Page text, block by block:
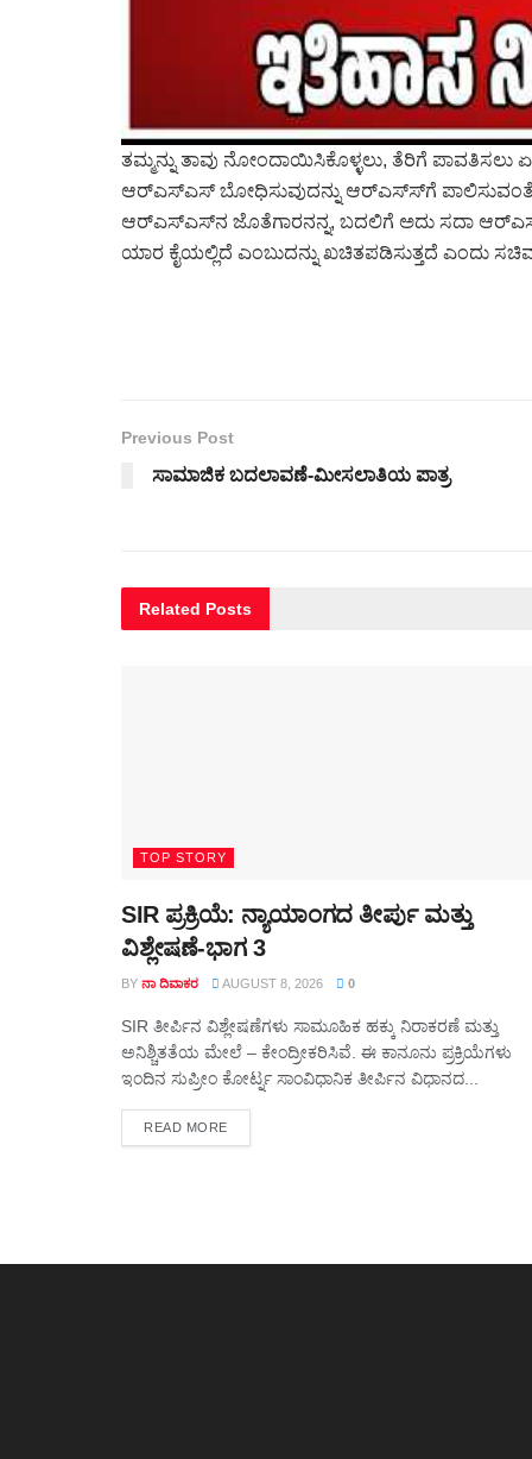
ತಮ್ಮನ್ನು ತಾವು ನೋಂದಾಯಿಸಿಕೊಳ್ಳಲು, ತೆರಿಗೆ ಪಾವತಿಸಲು
ಆರ್‌ಎಸ್‌ಎಸ್‌ ಬೋಧಿಸುವುದನ್ನು ಆರ್‌ಎಸ್‌ಸ್‌ಗೆ ಪಾಲಿಸುವಂತೆ
ಆರ್‌ಎಸ್‌ಎಸ್‌ನ ಜೊತೆಗಾರನನ್ನ, ಬದಲಿಗೆ ಅದು ಸದಾ
ಯಾರ ಕೈಯಲ್ಲಿದೆ ಎಂಬುದನ್ನು ಖಚಿತಪಡಿಸುತ್ತದೆ ಎಂದು
Previous Post
ಸಾಮಾಜಿಕ ಬದಲಾವಣೆ-ಮೀಸಲಾತಿಯ ಪಾತ್ರ
Related Posts
TOP STORY
SIR ಪ್ರಕ್ರಿಯೆ: ನ್ಯಾಯಾಂಗದ ತೀರ್ಪು ಮತ್ತು
ವಿಶ್ಲೇಷಣೆ-ಭಾಗ 3
BY ನಾ ದಿವಾಕರ AUGUST 8, 2026 0
SIR ತೀರ್ಪಿನ ವಿಶ್ಲೇಷಣೆಗಳು ಸಾಮೂಹಿಕ ಹಕ್ಕು ನಿರಾಕರಣೆ ಮತ್ತು
ಅನಿಶ್ಚಿತತೆಯ ಮೇಲೆ – ಕೇಂದ್ರೀಕರಿಸಿವೆ. ಈ ಕಾನೂನು ಪ್ರಕ್ರಿಯೆಗಳು
ಇಂದಿನ ಸುಪ್ರೀಂ ಕೋರ್ಟ್ನ ಸಾಂವಿಧಾನಿಕ ತೀರ್ಪಿನ ವಿಧಾನದ...
READ MOREDETAILS